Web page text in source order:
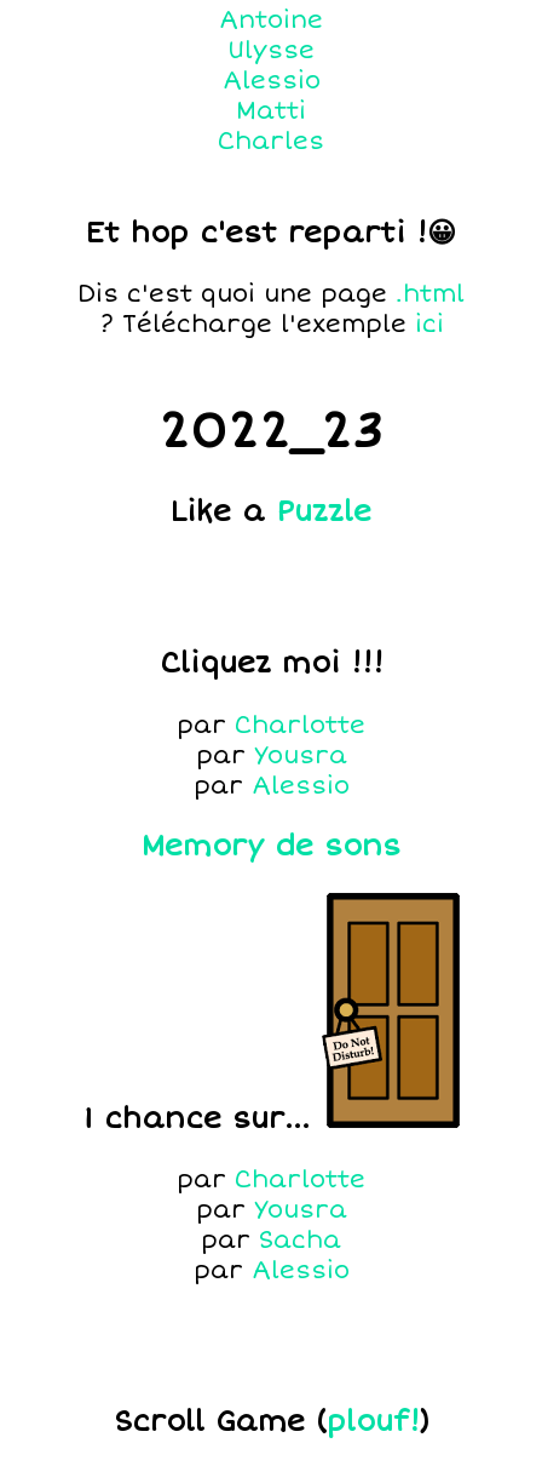
Antoine
Ulysse
Alessio
Matti
Charles
Et hop c'est reparti !😀
Dis c'est quoi une page .html
? Télécharge l'exemple ici
2022_23
Like a Puzzle
Cliquez moi !!!
par Charlotte
par Yousra
par Alessio
Memory de sons
1 chance sur...
par Charlotte
par Yousra
par Sacha
par Alessio
Scroll Game (plouf!)